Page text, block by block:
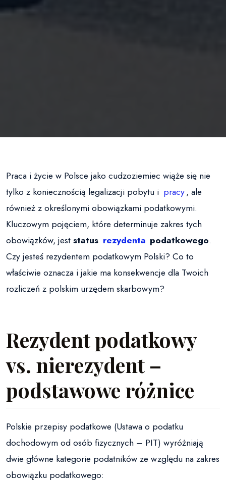
Praca i życie w Polsce jako cudzoziemiec wiąże się nie
tylko z koniecznością legalizacji pobytu i pracy, ale
również z określonymi obowiązkami podatkowymi.
Kluczowym pojęciem, które determinuje zakres tych
obowiązków, jeststatus rezydenta podatkowego.
Czy jesteś rezydentem podatkowym Polski? Co to
właściwie oznacza i jakie ma konsekwencje dla Twoich
rozliczeń z polskim urzędem skarbowym?
Rezydent podatkowy
vs. nierezydent –
podstawowe różnice
Polskie przepisy podatkowe (Ustawa o podatku
dochodowym od osób fizycznych – PIT) wyróżniają
dwie główne kategorie podatników ze względu na zakres
obowiązku podatkowego: